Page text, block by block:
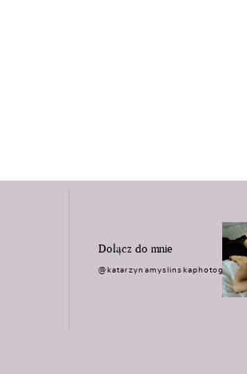
Dołącz do mnie
@katarzynamyslinskaphotography